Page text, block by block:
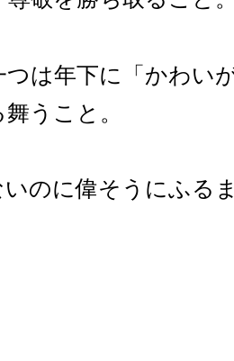
つは年下に「かわい
うこと。
のに偉そうにふる